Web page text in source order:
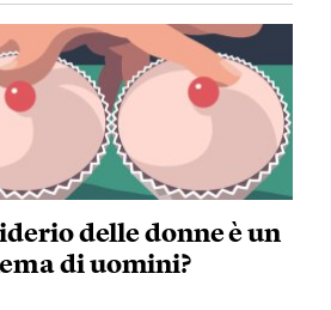
delle donne è un
di uomini?